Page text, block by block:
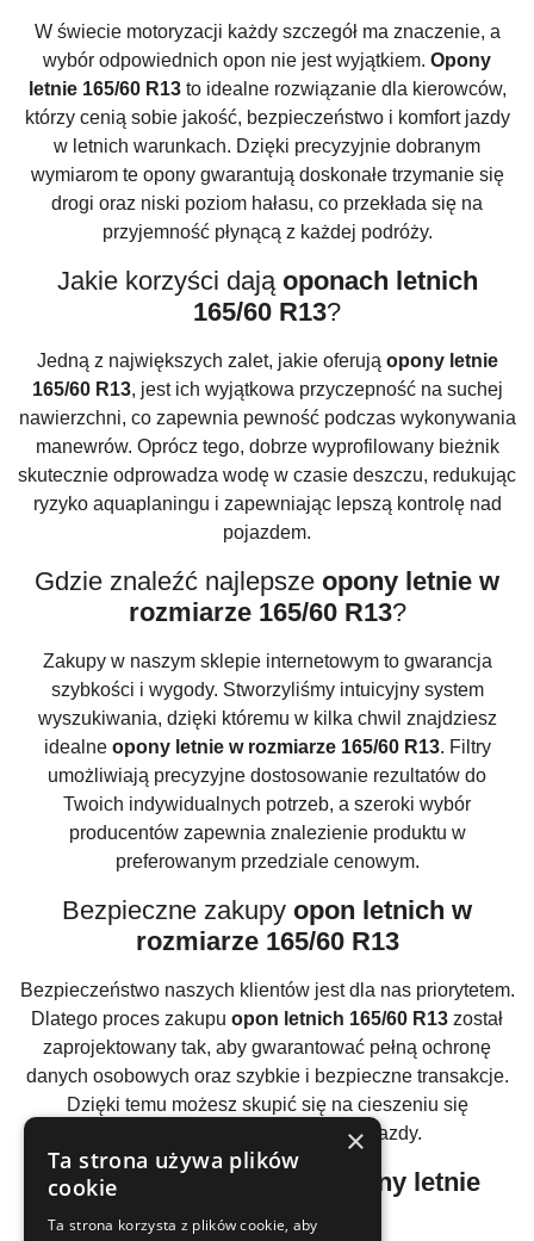
W świecie motoryzacji każdy szczegół ma znaczenie, a
wybór odpowiednich opon nie jest wyjątkiem. Opony
letnie 165/60 R13to idealne rozwiązanie dla kierowców,
którzy cenią sobie jakość, bezpieczeństwo i komfort jazdy
w letnich warunkach. Dzięki precyzyjnie dobranym
wymiarom te opony gwarantują doskonałe trzymanie się
drogi oraz niski poziom hałasu, co przekłada się na
przyjemność płynącą z każdej podróży.
Jakie korzyści dają oponach letnich
165/60 R13?
Jedną z największych zalet, jakie oferują opony letnie
165/60 R13, jest ich wyjątkowa przyczepność na suchej
nawierzchni, co zapewnia pewność podczas wykonywania
manewrów. Oprócz tego, dobrze wyprofilowany bieżnik
skutecznie odprowadza wodę w czasie deszczu, redukując
ryzyko aquaplaningu i zapewniając lepszą kontrolę nad
pojazdem.
Gdzie znaleźć najlepsze opony letnie w
rozmiarze 165/60 R13?
Zakupy w naszym sklepie internetowym to gwarancja
szybkości i wygody. Stworzyliśmy intuicyjny system
wyszukiwania, dzięki któremu w kilka chwil znajdziesz
idealne opony letnie w rozmiarze 165/60 R13. Filtry
umożliwiają precyzyjne dostosowanie rezultatów do
Twoich indywidualnych potrzeb, a szeroki wybór
producentów zapewnia znalezienie produktu w
preferowanym przedziale cenowym.
Bezpieczne zakupy opon letnich w
rozmiarze 165/60 R13
Bezpieczeństwo naszych klientów jest dla nas priorytetem.
Dlatego proces zakupu opon letnich 165/60 R13 został
zaprojektowany tak, aby gwarantować pełną ochronę
danych osobowych oraz szybkie i bezpieczne transakcje.
Dzięki temu możesz skupić się na cieszeniu się
niezakłóconą przyjemnością z jazdy.
Konkurencyjne ceny na
opony letnie
165/60 R13
×
Ta strona używa plików
cookie
Ta strona korzysta z plików cookie, aby